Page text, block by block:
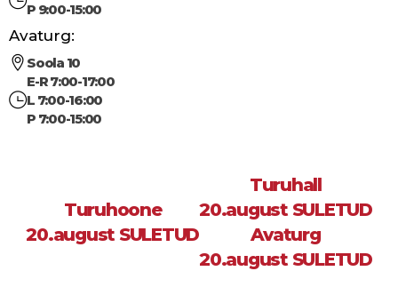
P 9:00-15:00
Avaturg:
Soola 10
E-R 7:00-17:00
L 7:00-16:00
P 7:00-15:00
Turuhoone
20.august SULETUD
Turuhall
20.august SULETUD
Avaturg
20.august SULETUD